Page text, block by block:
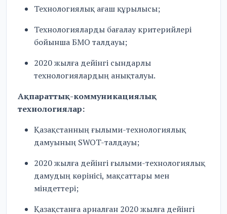
Технологиялық ағаш құрылысы;
Технологияларды бағалау критерийлері
бойынша БМО талдауы;
2020 жылға дейінгі сындарлы
технологиялардың анықталуы.
Ақпараттық-коммуникациялық
технологиялар:
Қазақстанның ғылыми-технологиялық
дамуының SWOT-талдауы;
2020 жылға дейінгі ғылыми-технологиялық
дамудың көрінісі, мақсаттары мен
міндеттері;
Қазақстанға арналған 2020 жылға дейінгі